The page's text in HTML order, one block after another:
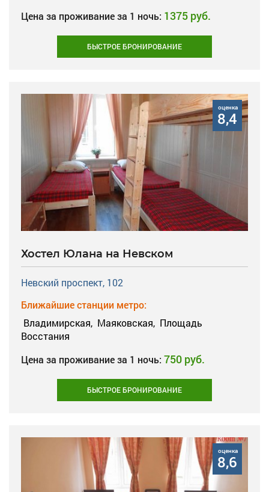
Цена за проживание за 1 ночь: 1375 руб.
БЫСТРОЕ БРОНИРОВАНИЕ
оценка
8,4
Хостел Юлана на Невском
Невский проспект, 102
Ближайшие станции метро:
Владимирская, Маяковская, Площадь
Восстания
Цена за проживание за 1 ночь: 750 руб.
БЫСТРОЕ БРОНИРОВАНИЕ
оценка
8,6